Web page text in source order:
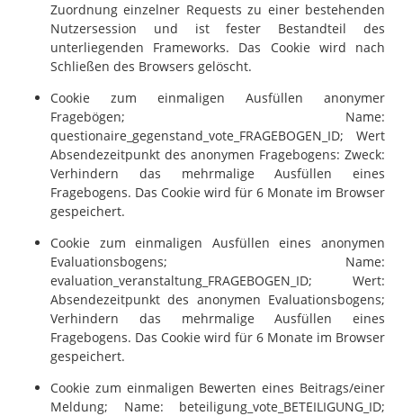
Zuordnung einzelner Requests zu einer bestehenden
Nutzersession und ist fester Bestandteil des
unterliegenden Frameworks. Das Cookie wird nach
Schließen des Browsers gelöscht.
Cookie zum einmaligen Ausfüllen anonymer
Fragebögen; Name:
questionaire_gegenstand_vote_FRAGEBOGEN_ID; Wert
Absendezeitpunkt des anonymen Fragebogens: Zweck:
Verhindern das mehrmalige Ausfüllen eines
Fragebogens. Das Cookie wird für 6 Monate im Browser
gespeichert.
Cookie zum einmaligen Ausfüllen eines anonymen
Evaluationsbogens; Name:
evaluation_veranstaltung_FRAGEBOGEN_ID; Wert:
Absendezeitpunkt des anonymen Evaluationsbogens;
Verhindern das mehrmalige Ausfüllen eines
Fragebogens. Das Cookie wird für 6 Monate im Browser
gespeichert.
Cookie zum einmaligen Bewerten eines Beitrags/einer
Meldung; Name: beteiligung_vote_BETEILIGUNG_ID;